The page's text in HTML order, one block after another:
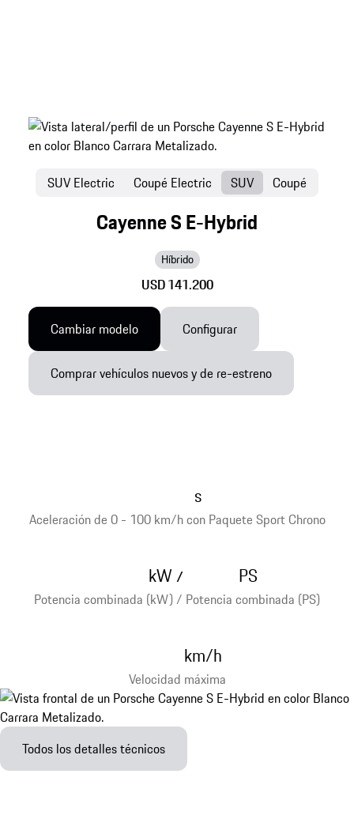
Cayenne S E-Hybrid
Híbrido
USD 141.200
SUV Electric Coupé Electric SUV Coupé
Cambiar modelo Configurar
Comprar vehículos nuevos y de re-estreno
Aceleración de 0 - 100 km/h con Paquete Sport Chrono
s
Potencia combinada (kW) / Potencia combinada (PS)
kW/ PS
Velocidad máxima
km/h
Todos los detalles técnicos